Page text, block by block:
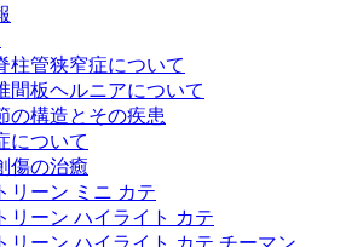
柱管狭窄症について
間板ヘルニアについて
の構造とその疾患
について
傷の治癒
リーン ミニ カテ
リーン ハイライト カテ
リーン ハイライト カテ チーマン